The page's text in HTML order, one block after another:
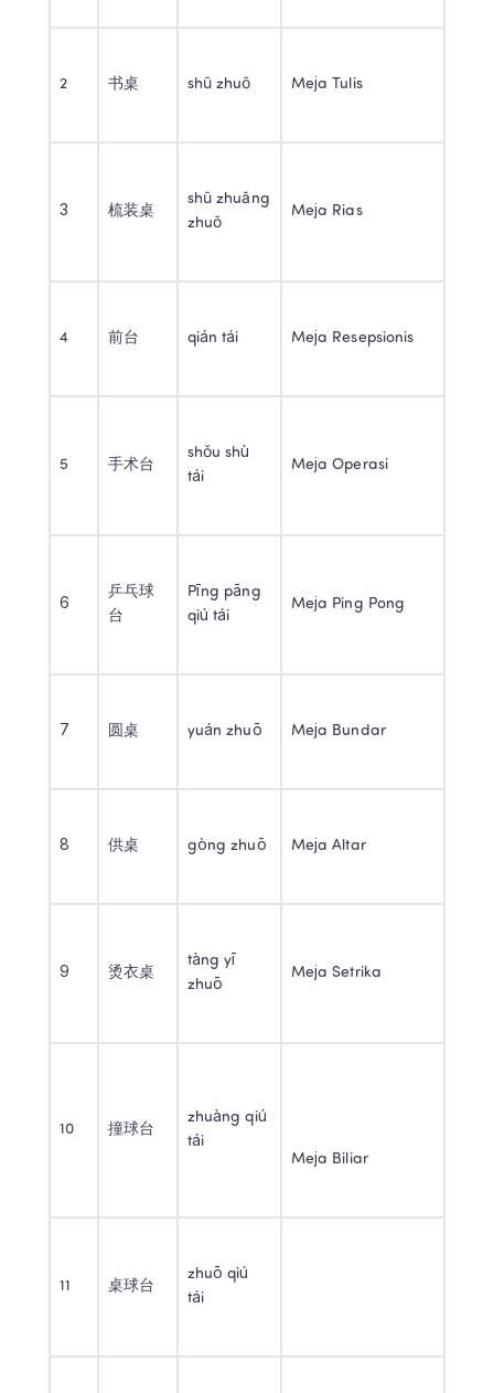
2 书桌 shū zhuō Meja Tulis
3 梳装桌
shū zhuāng
zhuō
Meja Rias
4 前台 qián tái Meja Resepsionis
5 手术台
shǒu shù
tái
Meja Operasi
6
乒乓球
台
Pīng pāng
qiú tái
Meja Ping Pong
7 圆桌 yuán zhuō Meja Bundar
8 供桌 gòng zhuō Meja Altar
9 烫衣桌
tàng yī
zhuō
Meja Setrika
10 撞球台
zhuàng qiú
tái
Meja Biliar
11 桌球台
zhuō qiú
tái